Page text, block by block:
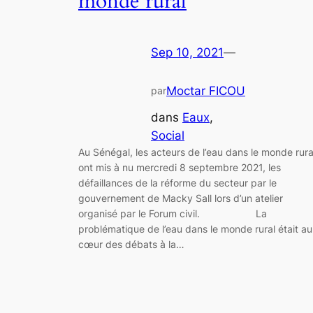
Sep 10, 2021—
parMoctar FICOU
dans Eaux
Social
Au Sénégal, les acteurs de l’eau dans le monde
ont mis à nu mercredi 8 septembre 2021, les
défaillances de la réforme du secteur par le
gouvernement de Macky Sall lors d’un atelier
organisé par le Forum civil. La
problématique de l’eau dans le monde rural était au
cœur des débats à la…